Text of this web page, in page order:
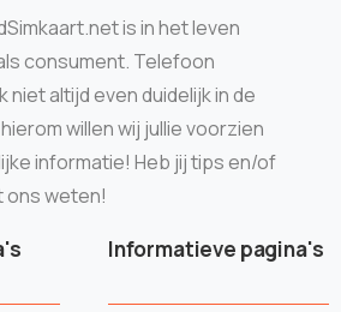
is in het leven
consument. Telefoon
niet altijd even duidelijk in de
willen wij jullie voorzien
informatie! Heb jij tips en/of
ons weten!
Informatieve pagina's